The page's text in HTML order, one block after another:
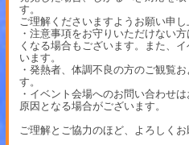
す。
ご理解くださいますようお願い申し
・注意事項をお守りいただけない
くなる場合もございます。また、
います。
・発熱者、体調不良の方のご観覧
す。
・イベント会場へのお問い合わせ
原因となる場合がございます。
ご理解とご協力のほど、よろしくお